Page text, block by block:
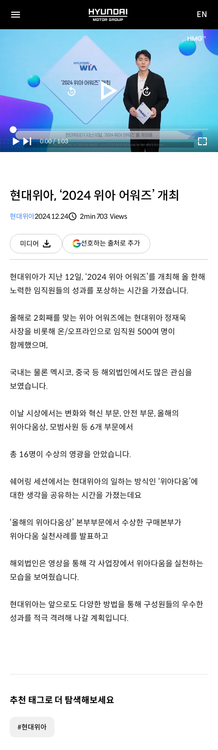
전체
HYUNDAI
MOTOR
GROUP
사이
이동
EN
Current
Time
0:00 / Duration
1:03
현대위아, ‘2024 위아 어워즈’ 개최
현대위아2024.12.24
2min703 Views
미디어
다운로드
선호하는 출처로 추가(새
창
현대위아가 지난 12일, ‘2024 위아 어워즈’를 개최해 올 한해
노력한 임직원들의 성과를 포상하는 시간을 가졌습니다.
올해로 2회째를 맞는 위아 어워즈에는 현대위아 정재욱
사장을 비롯해 온/오프라인으로 임직원 500여 명이
함께했으며,
국내는 물론 멕시코, 중국 등 해외법인에서도 많은 관심을
보였습니다.
이날 시상에서는 변화와 혁신 부문, 안전 부문, 올해의
위아다움상, 모범사원 등 6개 부문에서
총 16명이 수상의 영광을 안았습니다.
쉐어링 세션에서는 현대위아의 일하는 방식인 ‘위아다움’에
대한 생각을 공유하는 시간을 가졌는데요
‘올해의 위아다움상’ 본부부문에서 수상한 구매본부가
위아다움 실천사례를 발표하고
해외법인은 영상을 통해 각 사업장에서 위아다움을 실천하는
모습을 보여줬습니다.
현대위아는 앞으로도 다양한 방법을 통해 구성원들의 우수한
성과를 적극 격려해 나갈 계획입니다.
추천 태그로 더 탐색해보세요
#현대위아